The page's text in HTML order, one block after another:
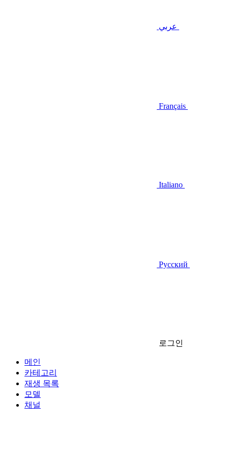
عربي
Français
Italiano
Русский
로그인
메인
카테고리
재생 목록
모델
채널